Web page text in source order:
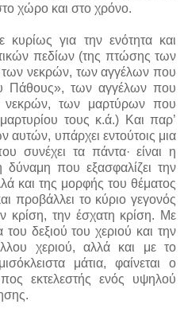
χώρο και στο χρόνο.
για την ενότητα και
πεδίων (της πτώσης των
νεκρών, των αγγέλων που
Πάθους», των αγγέλων που
νεκρών, των μαρτύρων που
τους κ.ά.) Και παρ’
αυτών, υπάρχει εντούτοις μια
συνέχει τα πάντα· είναι η
που εξασφαλίζει την
και της μορφής του θέματος
προβάλλει το κύριο γεγονός
κρίση, την έσχατη κρίση. Με
του δεξιού του χεριού και την
χεριού, αλλά και με το
μάτια, φαίνεται ο
εκτελεστής ενός υψηλού